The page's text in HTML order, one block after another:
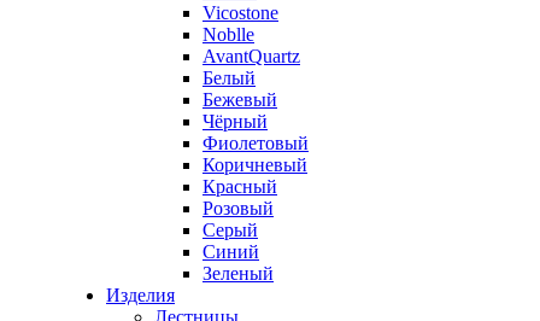
Vicostone
Noblle
AvantQuartz
Белый
Бежевый
Чёрный
Фиолетовый
Коричневый
Красный
Розовый
Серый
Синий
Зеленый
Изделия
Лестницы